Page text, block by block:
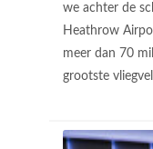
we achter de
Heathrow
meer dan 70
grootste